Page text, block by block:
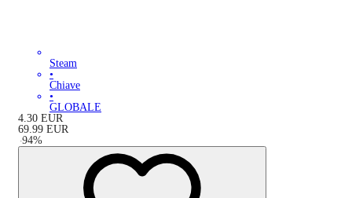
Steam
•
Chiave
•
GLOBALE
4.30 EUR
69.99 EUR
-94%